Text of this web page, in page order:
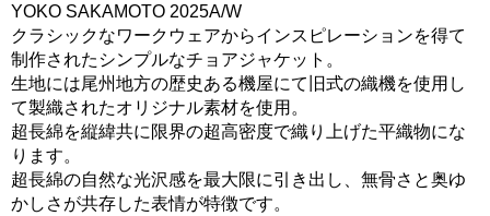
YOKO SAKAMOTO 2025A/W
クラシックなワークウェアからインスピレーションを得て
制作されたシンプルなチョアジャケット。
生地には尾州地方の歴史ある機屋にて旧式の織機を使用し
て製織されたオリジナル素材を使用。
超長綿を縦緯共に限界の超高密度で織り上げた平織物にな
ります。
超長綿の自然な光沢感を最大限に引き出し、無骨さと奥ゆ
かしさが共存した表情が特徴です。